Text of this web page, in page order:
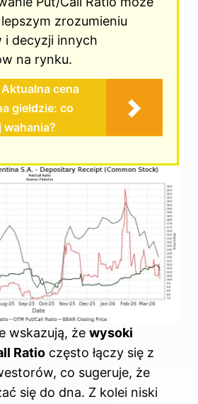
zrozumieniu
i decyzji innych
na rynku.
Aktualna cena
giełdzie: co
wahania?
wskazują, że wysoki
Ratio często łączy się z
co sugeruje, że
się do dna. Z kolei niski